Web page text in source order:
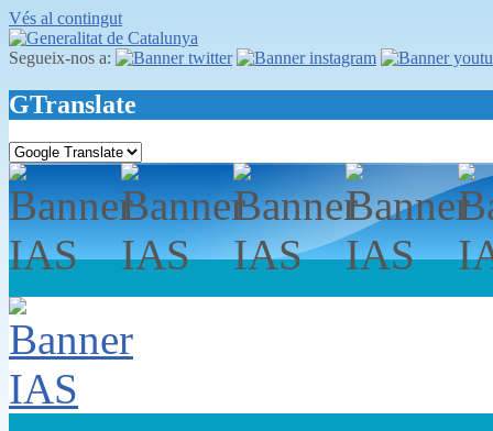
Vés al contingut
Segueix-nos a:
GTranslate